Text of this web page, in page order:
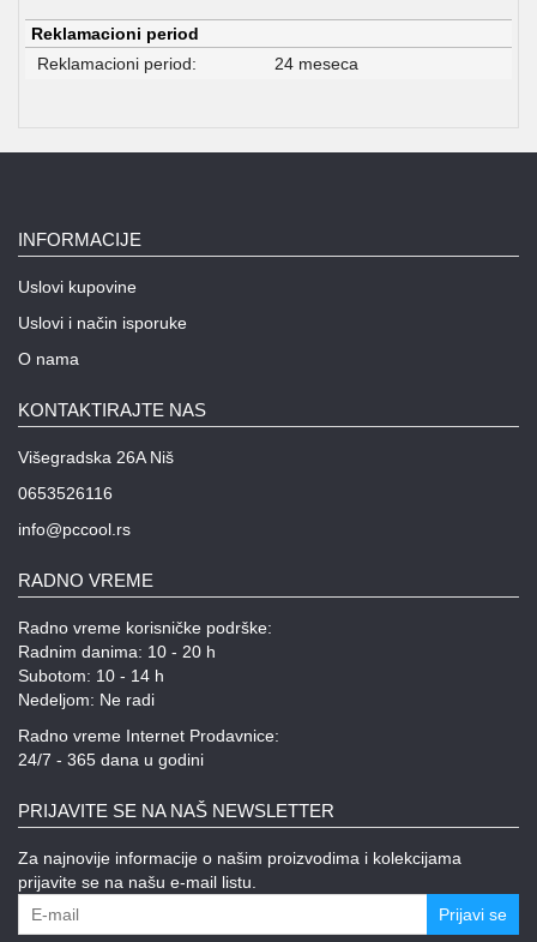
Reklamacioni period
Reklamacioni period:
24 meseca
INFORMACIJE
Uslovi kupovine
Uslovi i način isporuke
O nama
KONTAKTIRAJTE NAS
Višegradska 26A Niš
0653526116
info@pccool.rs
RADNO VREME
Radno vreme korisničke podrške:
Radnim danima: 10 - 20 h
Subotom: 10 - 14 h
Nedeljom: Ne radi
Radno vreme Internet Prodavnice:
24/7 - 365 dana u godini
PRIJAVITE SE NA NAŠ NEWSLETTER
Za najnovije informacije o našim proizvodima i kolekcijama
prijavite se na našu e-mail listu.
Prijavi se